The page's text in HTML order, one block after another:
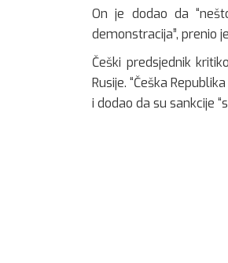
On je dodao da
demonstracija”, prenio
Češki predsjednik
Rusije. “Češka
i dodao da su sankcije